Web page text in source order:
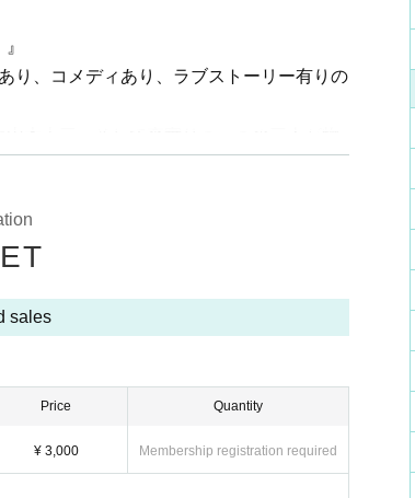
り、コメディあり、ラブストーリー有りの
本十三、そして森實りこ、この三人が物
が重要なファクターとして新たな一面を
した演出で、私達の眼の前に迫ってく
トも、このシリーズ作品の醍醐味！
に名を連ね、操演としての経験をもと
撮スタッフのレジェンド、國米修市。
スクリプターとして活躍する特撮スタッ
sales
Price
¥ 3,000
Quantity
Membership registration required